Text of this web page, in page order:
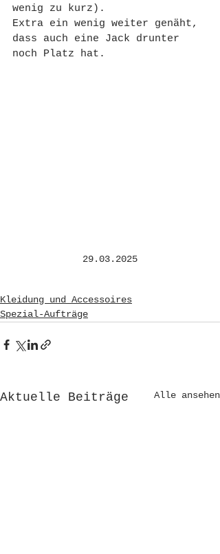
wenig zu kurz).
Extra ein wenig weiter genäht,
dass auch eine Jack drunter
noch Platz hat.
29.03.2025
Kleidung und Accessoires
Spezial-Aufträge
Aktuelle Beiträge Alle ansehen